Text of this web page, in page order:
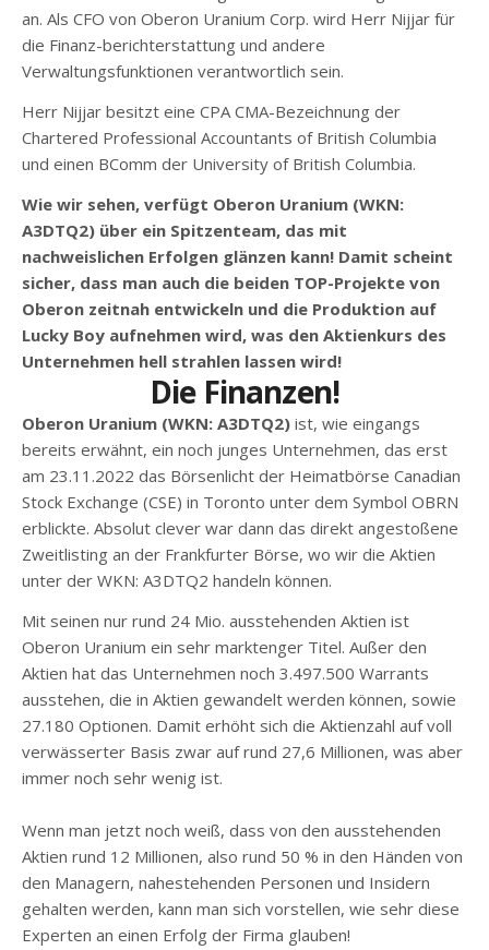
an. Als CFO von Oberon Uranium Corp. wird Herr Nijjar für
die Finanz-berichterstattung und andere
Verwaltungsfunktionen verantwortlich sein.
Herr Nijjar besitzt eine CPA CMA-Bezeichnung der
Chartered Professional Accountants of British Columbia
und einen BComm der University of British Columbia.
Wie wir sehen, verfügt Oberon Uranium (WKN:
A3DTQ2) über ein Spitzenteam, das mit
nachweislichen Erfolgen glänzen kann! Damit scheint
sicher, dass man auch die beiden TOP-Projekte von
Oberon zeitnah entwickeln und die Produktion auf
Lucky Boy aufnehmen wird, was den Aktienkurs des
Unternehmen hell strahlen lassen wird!
Die Finanzen!
Oberon Uranium (WKN: A3DTQ2) ist, wie eingangs
bereits erwähnt, ein noch junges Unternehmen, das erst
am 23.11.2022 das Börsenlicht der Heimatbörse Canadian
Stock Exchange (CSE) in Toronto unter dem Symbol OBRN
erblickte. Absolut clever war dann das direkt angestoßene
Zweitlisting an der Frankfurter Börse, wo wir die Aktien
unter der WKN: A3DTQ2 handeln können.
Mit seinen nur rund 24 Mio. ausstehenden Aktien ist
Oberon Uranium ein sehr marktenger Titel. Außer den
Aktien hat das Unternehmen noch 3.497.500 Warrants
ausstehen, die in Aktien gewandelt werden können, sowie
27.180 Optionen. Damit erhöht sich die Aktienzahl auf voll
verwässerter Basis zwar auf rund 27,6 Millionen, was aber
immer noch sehr wenig ist.
Wenn man jetzt noch weiß, dass von den ausstehenden
Aktien rund 12 Millionen, also rund 50 % in den Händen von
den Managern, nahestehenden Personen und Insidern
gehalten werden, kann man sich vorstellen, wie sehr diese
Experten an einen Erfolg der Firma glauben!